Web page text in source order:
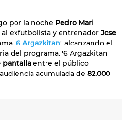
por la noche Pedro Mari
exfutbolista y entrenador Jose
'6 Argazkitan', alcanzando el
del programa. '6 Argazkitan'
pantalla entre el público
acumulada de 82.000